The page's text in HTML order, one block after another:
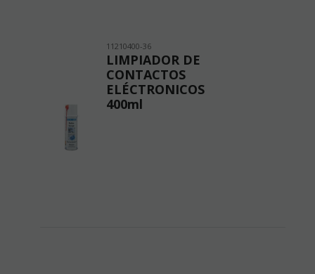
11210400-36
LIMPIADOR DE
CONTACTOS
ELÉCTRONICOS
400ml